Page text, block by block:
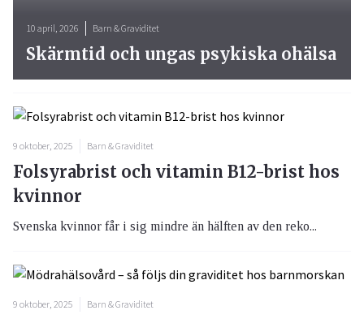
10 april, 2026 Barn & Graviditet
Skärmtid och ungas psykiska ohälsa
9 oktober, 2025 Barn & Graviditet
Folsyrabrist och vitamin B12-brist hos
kvinnor
Svenska kvinnor får i sig mindre än hälften av den reko...
9 oktober, 2025 Barn & Graviditet